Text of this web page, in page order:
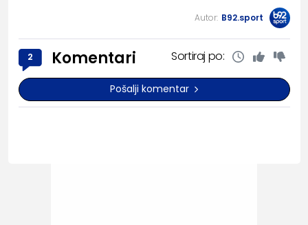
Autor: B92.sport
2 Komentari Sortiraj po:
Pošalji komentar